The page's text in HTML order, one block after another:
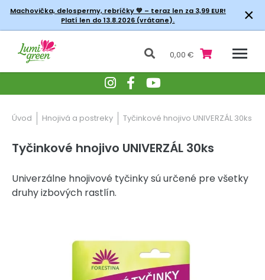
Machovička, delospermy, rebríčky💚 – teraz len za 3,99 EUR!
Platí len do 13.8.2026 (vrátane).
×
0,00 €
Úvod Hnojivá a postreky Tyčinkové hnojivo UNIVERZÁL 30ks
Tyčinkové hnojivo UNIVERZÁL 30ks
Univerzálne hnojivové tyčinky sú určené pre všetky
druhy izbových rastlín.